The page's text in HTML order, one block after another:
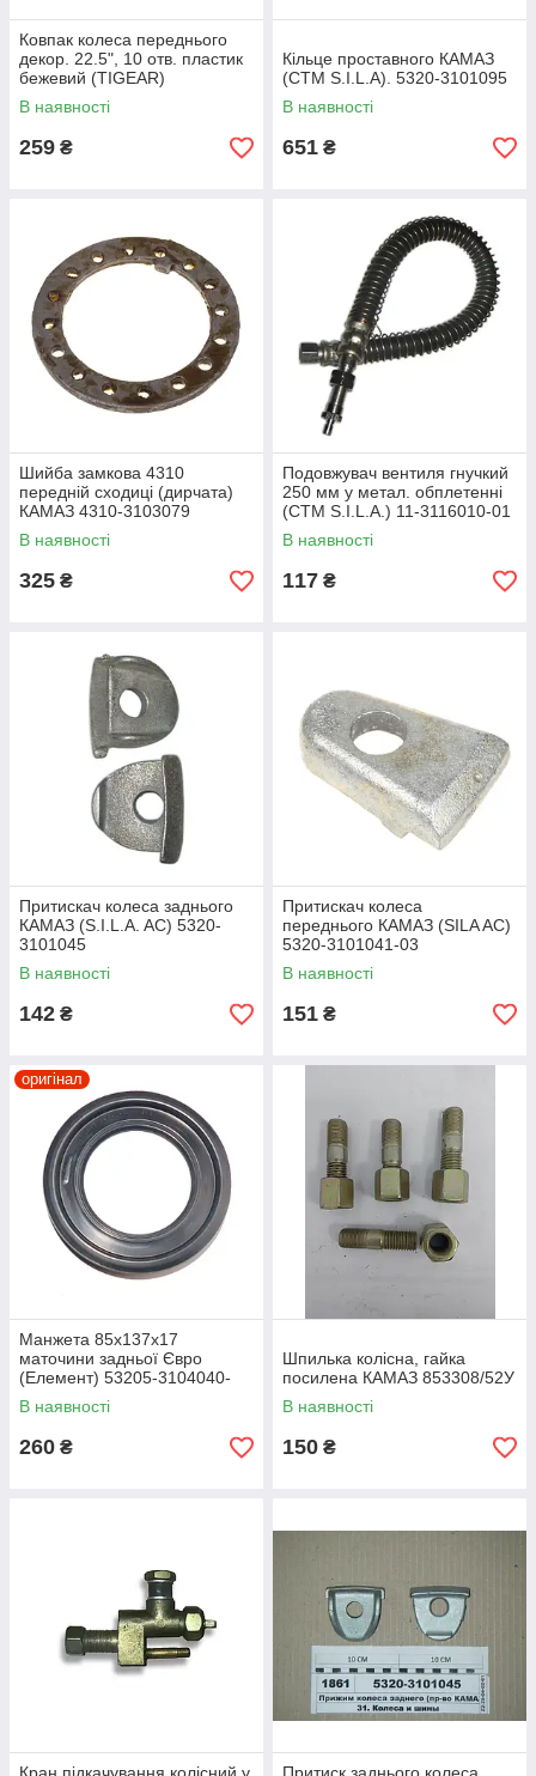
Ковпак колеса переднього
декор. 22.5", 10 отв. пластик
бежевий (TIGEAR)
01.1121.1832
В наявності
259 ₴
Кільце проставного КАМАЗ
(СТМ S.I.L.A). 5320-3101095
В наявності
651 ₴
Шийба замкова 4310
передній сходиці (дирчата)
КАМАЗ 4310-3103079
В наявності
325 ₴
Подовжувач вентиля гнучкий
250 мм у метал. обплетенні
(СТМ S.I.L.A.) 11-3116010-01
В наявності
117 ₴
Притискач колеса заднього
КАМАЗ (S.I.L.A. AC) 5320-
3101045
В наявності
142 ₴
Притискач колеса
переднього КАМАЗ (SILA AC)
5320-3101041-03
В наявності
151 ₴
оригінал
Манжета 85х137х17
маточини задньої Євро
(Елемент) 53205-3104040-
10Е
В наявності
260 ₴
Шпилька колісна, гайка
посилена КАМАЗ 853308/52У
В наявності
150 ₴